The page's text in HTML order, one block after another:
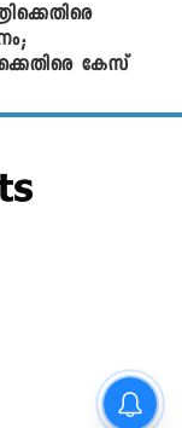
കേസ്
കുടുംബത്തിന് 8